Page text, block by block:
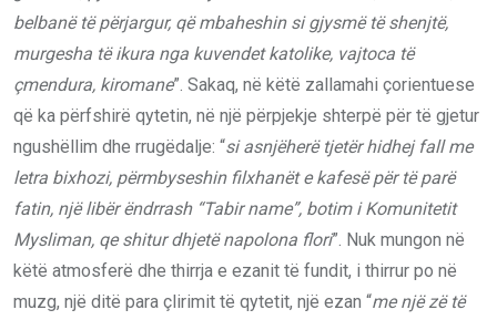
belbanë të përjargur, që mbaheshin si gjysmë të shenjtë,
murgesha të ikura nga kuvendet katolike, vajtoca të
çmendura, kiromane”. Sakaq, në këtë zallamahi çorientuese
që ka përfshirë qytetin, në një përpjekje shterpë për të gjetur
ngushëllim dhe rrugëdalje: “si asnjëherë tjetër hidhej fall me
letra bixhozi, përmbyseshin filxhanët e kafesë për të parë
fatin, një libër ëndrrash “Tabir name”, botim i Komunitetit
Mysliman, qe shitur dhjetë napolona flori”. Nuk mungon në
këtë atmosferë dhe thirrja e ezanit të fundit, i thirrur po në
muzg, një ditë para çlirimit të qytetit, një ezan “me një zë të